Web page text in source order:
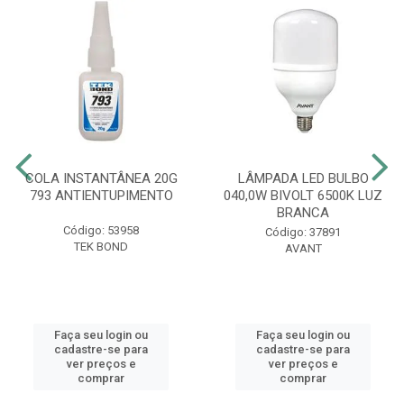
COLA INSTANTÂNEA 20G
793 ANTIENTUPIMENTO
Código: 53958
TEK BOND
Faça seu login ou
cadastre-se para
ver preços e
comprar
LÂMPADA LED BULBO
040,0W BIVOLT 6500K LUZ
BRANCA
Código: 37891
AVANT
Faça seu login ou
cadastre-se para
ver preços e
comprar